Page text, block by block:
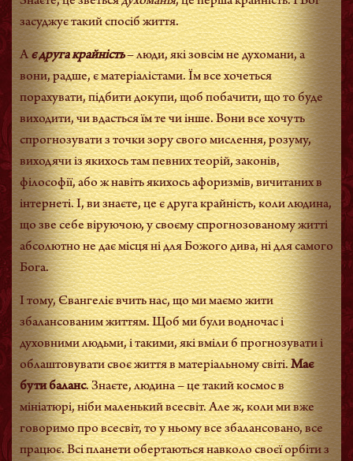
засуджує такий спосіб життя.
Ає друга крайність– люди, які зовсім не духомани, а
вони, радше, є матеріалістами. Їм все хочеться
порахувати, підбити докупи, щоб побачити, що то буде
виходити, чи вдасться їм те чи інше. Вони все хочуть
спрогнозувати з точки зору свого мислення, розуму,
виходячи із якихось там певних теорій, законів,
філософії, або ж навіть якихось афоризмів, вичитаних в
інтернеті. І, ви знаєте, це є друга крайність, коли людина,
що зве себе віруючою, у своєму спрогнозованому житті
абсолютно не дає місця ні для Божого дива, ні для самого
Бога.
І тому, Євангеліє вчить нас, що ми маємо жити
збалансованим життям. Щоб ми були водночас і
духовними людьми, і такими, які вміли б прогнозувати і
облаштовувати своє життя в матеріальному світі.Має
бутибаланс. Знаєте, людина – це такий космос в
мініатюрі, ніби маленький всесвіт. Але ж, коли ми вже
говоримо про всесвіт, то у ньому все збалансовано, все
працює. Всі планети обертаються навколо своєї орбіти з